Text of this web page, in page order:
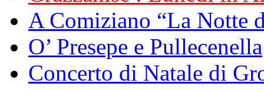
A Comiziano “La Notte
O’ Presepe e Pullecenella
Concerto di Natale di